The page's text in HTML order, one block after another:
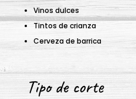
Vinos dulces
Tintos de crianza
Cerveza de barrica
Tipo de corte